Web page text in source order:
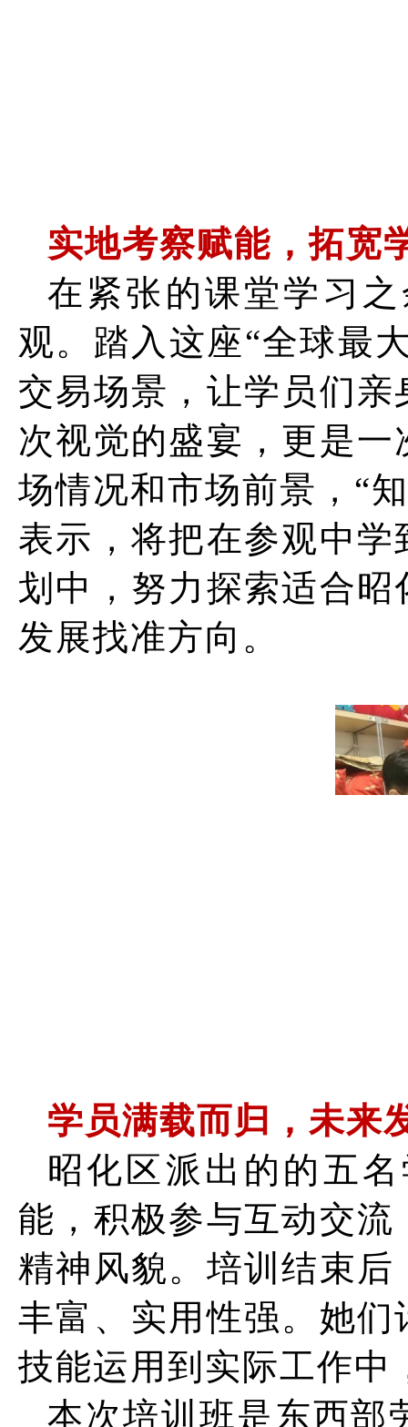
实地考察赋能，拓宽
在紧张的课堂学习
观。踏入这座“全球最
交易场景，让学员们
次视觉的盛宴，更是
场情况和市场前景，“
表示，将把在参观中
划中，努力探索适合
发展找准方向。
学员满载而归，未来
昭化区派出的的五
能，积极参与互动交
精神风貌。培训结束
丰富、实用性强。她
技能运用到实际工作中
本次培训班是东西部